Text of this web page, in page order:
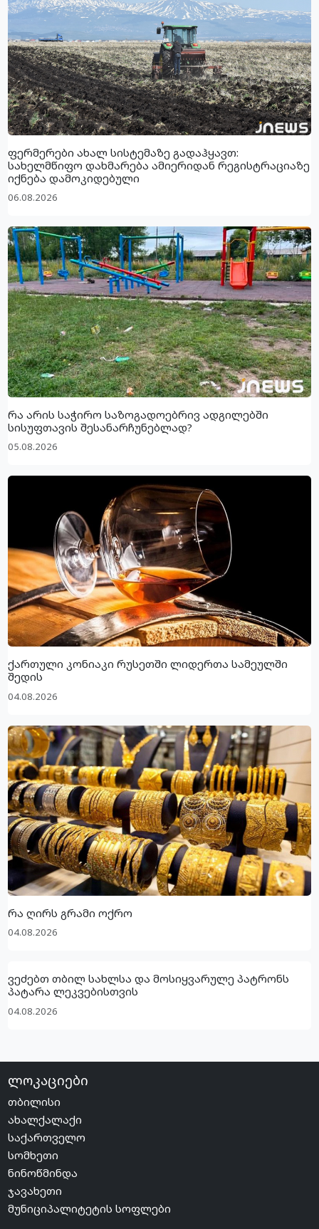
ფერმერები ახალ სისტემაზე გადაჰყავთ:
სახელმწიფო დახმარება ამიერიდან რეგისტრაციაზე
იქნება დამოკიდებული
06.08.2026
რა არის საჭირო საზოგადოებრივ ადგილებში
სისუფთავის შესანარჩუნებლად?
05.08.2026
ქართული კონიაკი რუსეთში ლიდერთა სამეულში
შედის
04.08.2026
რა ღირს გრამი ოქრო
04.08.2026
ვეძებთ თბილ სახლსა და მოსიყვარულე პატრონს
პატარა ლეკვებისთვის
04.08.2026
ლოკაციები
თბილისი
ახალქალაქი
საქართველო
სომხეთი
ნინოწმინდა
ჯავახეთი
მუნიციპალიტეტის სოფლები